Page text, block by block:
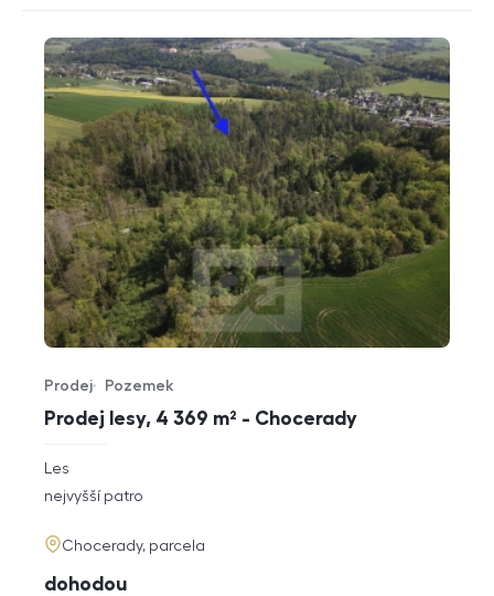
Prodej lesy, 4 369 m² - Chocerady
Typ nabídky
Prodej
Typ nemovitosti
Pozemek
rozměry
Les
funkce
nejvyšší patro
adresa
Chocerady, parcela
cena
dohodou